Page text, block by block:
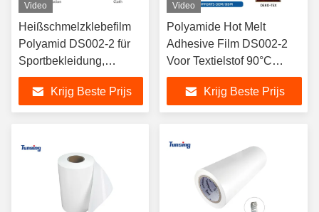
Video
Heißschmelzklebefilm
Polyamid DS002-2 für
Sportbekleidung,
hochtemperaturbeständig
beim Waschen
Krijg Beste Prijs
Video
Polyamide Hot Melt
Adhesive Film DS002-2
Voor Textielstof 90°C
Hittebestendig Polyamide
Voor Borduurwerk
Krijg Beste Prijs